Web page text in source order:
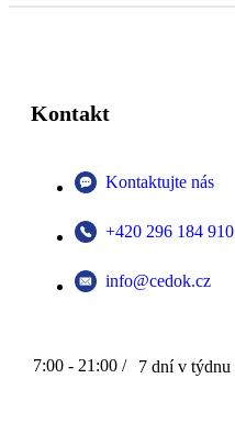
Kontakt
Kontaktujte nás
+420 296 184 910
info@cedok.cz
7:00 - 21:00 / 7 dní v týdnu